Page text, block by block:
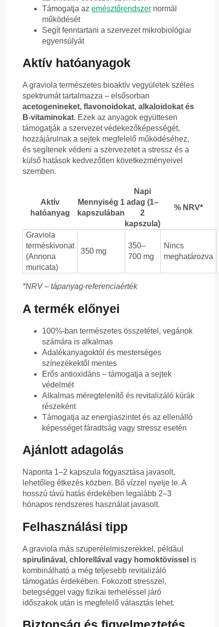
Támogatja az emésztőrendszer normál
működését
Segít fenntartani a szervezet mikrobiológiai
egyensúlyát
Aktív hatóanyagok
A graviola természetes bioaktív vegyületek széles
spektrumát tartalmazza – elsősorban
acetogenineket, flavonoidokat, alkaloidokat és
B-vitaminokat. Ezek az anyagok együttesen
támogatják a szervezet védekezőképességét,
hozzájárulnak a sejtek megfelelő működéséhez,
és segítenek védeni a szervezetet a stressz és a
külső hatások kedvezőtlen következményeivel
szemben.
Aktív
hatóanyag
Mennyiség 1
kapszulában
Napi
adag (1–
2
kapszula)
% NRV*
Graviola
terméskivonat
(Annona
muricata)
350 mg
350–
700 mg
Nincs
meghatározva
*NRV – tápanyag-referenciaérték
A termék előnyei
100%-ban természetes összetétel, vegánok
számára is alkalmas
Adalékanyagoktól és mesterséges
színezékektől mentes
Erős antioxidáns – támogatja a sejtek
védelmét
Alkalmas méregtelenítő és revitalizáló kúrák
részeként
Támogatja az energiaszintet és az ellenálló
képességet fáradtság vagy stressz esetén
Ajánlott adagolás
Naponta 1–2 kapszula fogyasztása javasolt,
lehetőleg étkezés közben. Bő vízzel nyelje le. A
hosszú távú hatás érdekében legalább 2–3
hónapos rendszeres használat javasolt.
Felhasználási tipp
A graviola más szuperélelmiszerekkel, például
spirulinával, chlorellával vagy homoktövissel is
kombinálható a még teljesebb revitalizáló
támogatás érdekében. Fokozott stresszel,
betegséggel vagy fizikai terheléssel járó
időszakok után is megfelelő választás lehet.